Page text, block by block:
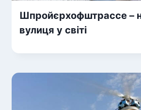
Шпройєрхофштрассе –
вулиця у світі